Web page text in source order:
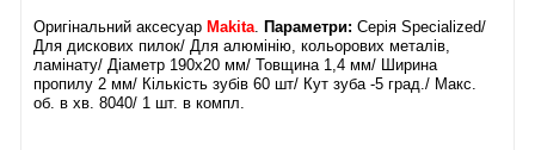
Оригінальний аксесуар Makita. Параметри: Серія Specialized/
Для дискових пилок/ Для алюмінію, кольорових металів,
ламінату/ Діаметр 190х20 мм/ Товщина 1,4 мм/ Ширина
пропилу 2 мм/ Кількість зубів 60 шт/ Кут зуба -5 град./ Макс.
об. в хв. 8040/ 1 шт. в компл.